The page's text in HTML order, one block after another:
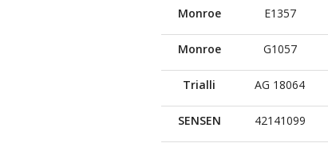
Monroe E1357
Monroe G1057
Trialli AG 18064
SENSEN 42141099